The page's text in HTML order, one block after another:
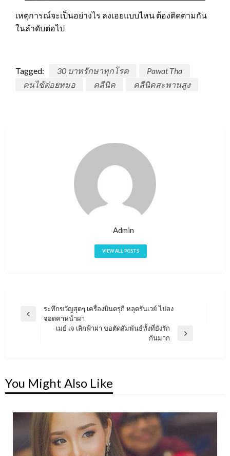
เหตุการณ์จะเป็นอย่างไร ลงเอยแบบไหน ต้องติดตามกัน
ในลำดับต่อไป
Tagged: 30 บาทรักษาทุกโรค
Pawat Tha
คนไข้ต่อยหมอ
คลีนิค คลีนิคสะพานสูง
Admin
VIEW ALL POSTS
แนะแนว
Previous
ระทึกขวัญสุดๆ เครื่องบินตรุกี หลุดรันเวย์ ไปลง
จอดคาหน้าผา
เมย์ เจ เลิกฟ้าผ่า ขอตัดสัมพันธ์ทั้งที่ยังรัก
กันมาก
You Might Also Like